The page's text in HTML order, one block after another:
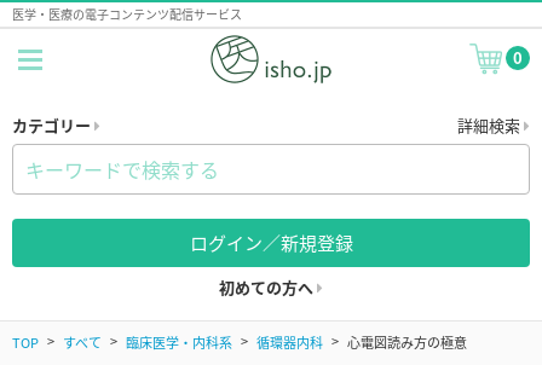
医学・医療の電子コンテンツ配信サービス
0
カテゴリー 詳細検索
ログイン／新規登録
初めての方へ
TOP すべて 臨床医学・内科系 循環器内科 心電図読み方の極意